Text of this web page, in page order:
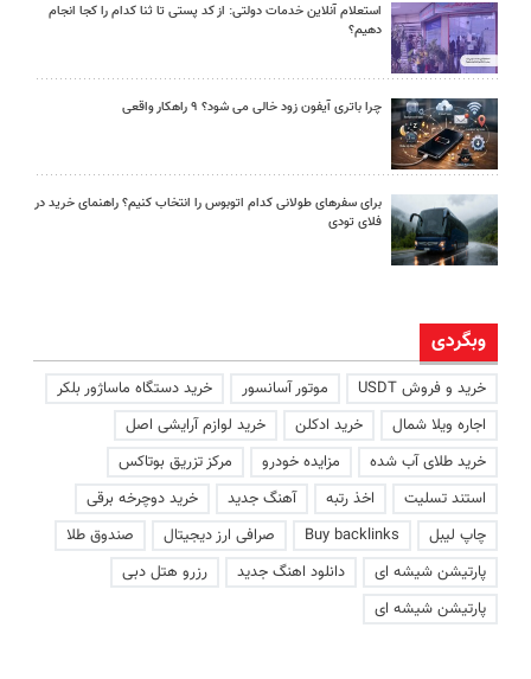
استعلام آنلاین خدمات دولتی: از کد پستی تا ثنا کدام را کجا انجام
دهیم؟
چرا باتری آیفون زود خالی می شود؟ ۹ راهکار واقعی
برای سفرهای طولانی کدام اتوبوس را انتخاب کنیم؟ راهنمای خرید در
فلای تودی
وبگردی
خرید و فروش USDT موتور آسانسور
خرید دستگاه ماساژور بلکر
اجاره ویلا شمال
خرید ادکلن
خرید لوازم آرایشی اصل
خرید طلای آب شده
مزایده خودرو
مرکز تزریق بوتاکس
استند تسلیت
اخذ رتبه آهنگ جدید
خرید دوچرخه برقی
چاپ لیبل
Buy backlinks صرافی ارز دیجیتال
صندوق طلا
پارتیشن شیشه ای
دانلود اهنگ جدید
رزرو هتل دبی
پارتیشن شیشه ای